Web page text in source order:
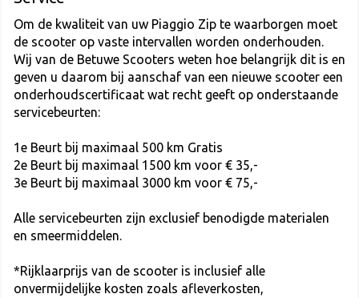
Om de kwaliteit van uw Piaggio Zip te waarborgen moet
de scooter op vaste intervallen worden onderhouden.
Wij van de Betuwe Scooters weten hoe belangrijk dit is en
geven u daarom bij aanschaf van een nieuwe scooter een
onderhoudscertificaat wat recht geeft op onderstaande
servicebeurten:
1e Beurt bij maximaal 500 km Gratis
2e Beurt bij maximaal 1500 km voor € 35,-
3e Beurt bij maximaal 3000 km voor € 75,-
Alle servicebeurten zijn exclusief benodigde materialen
en smeermiddelen.
*Rijklaarprijs van de scooter is inclusief alle
onvermijdelijke kosten zoals afleverkosten,